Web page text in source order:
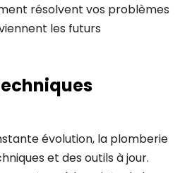
résolvent vos problèmes
les futurs
évolution, la plomberie
et des outils à jour.